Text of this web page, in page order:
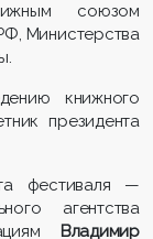
союзом
Министерства
книжного
президента
фестиваля —
агентства
Владимир